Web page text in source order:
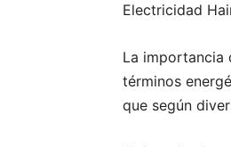
Electricidad
La importancia
términos
que según